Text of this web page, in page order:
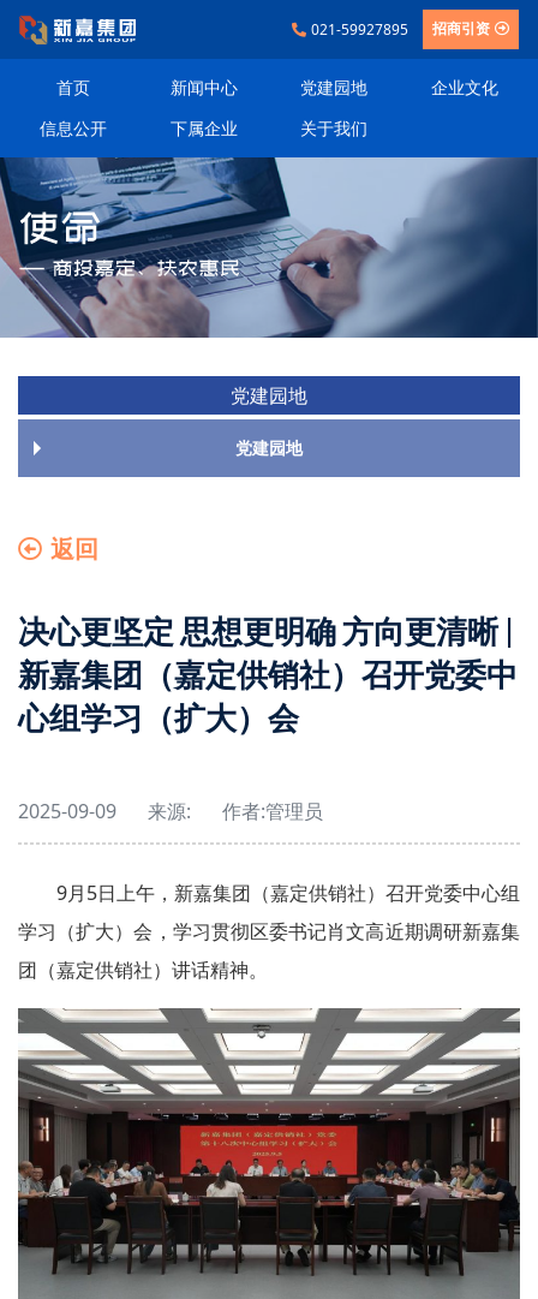
021-59927895 招商引资
首页 新闻中心 党建园地
企业文化
信息公开
下属企业 关于我们
党建园地
党建园地
返回
决心更坚定 思想更明确 方向更清晰 |
新嘉集团（嘉定供销社）召开党委中
心组学习（扩大）会
2025-09-09 来源: 作者:管理员
9月5日上午，新嘉集团（嘉定供销社）召开党委中心组
学习（扩大）会，学习贯彻区委书记肖文高近期调研新嘉集
团（嘉定供销社）讲话精神。